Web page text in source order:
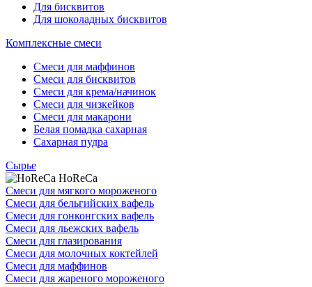
Для бисквитов
Для шоколадных бисквитов
Комплексные смеси
Смеси для маффинов
Смеси для бисквитов
Смеси для крема/начинок
Смеси для чизкейков
Смеси для макарони
Белая помадка сахарная
Сахарная пудра
Сырье
HoReCa
Смеси для мягкого мороженого
Смеси для бельгийских вафель
Смеси для гонконгских вафель
Смеси для льежских вафель
Смеси для глазирования
Смеси для молочных коктейлей
Смеси для маффинов
Смеси для жареного мороженого